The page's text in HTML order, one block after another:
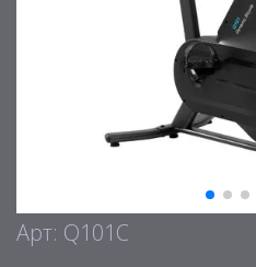
Арт: Q101C